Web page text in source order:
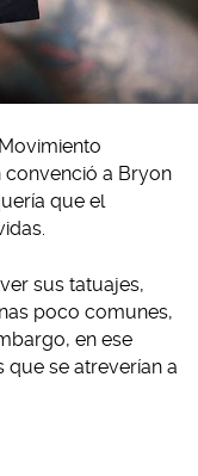
convenció a Bryon
que el
sus tatuajes,
poco comunes,
en ese
se atreverían a